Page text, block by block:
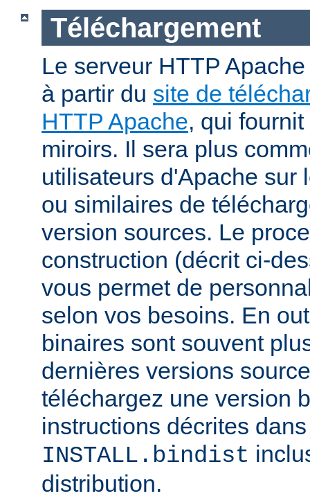
Téléchargement
Le serveur HTTP
à partir du site de
HTTP Apache, qui
miroirs. Il sera plus
utilisateurs d'Apache sur
ou similaires de
version sources. Le
construction (décrit ci-
vous permet de
selon vos besoins. En
binaires sont souvent
dernières versions
téléchargez une version
instructions décrites
INSTALL.bindist
distribution.